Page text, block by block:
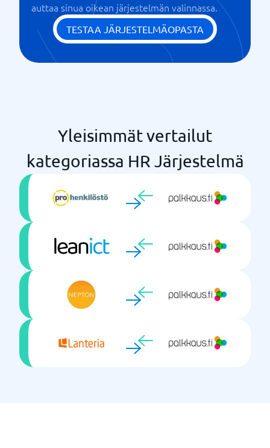
Raportit ja KPI:t
Työajanseuranta
auttaa sinua oikean järjestelmän valinnassa.
TESTAA JÄRJESTELMÄOPASTA
Yleisimmät vertailut
kategoriassa HR Järjestelmä